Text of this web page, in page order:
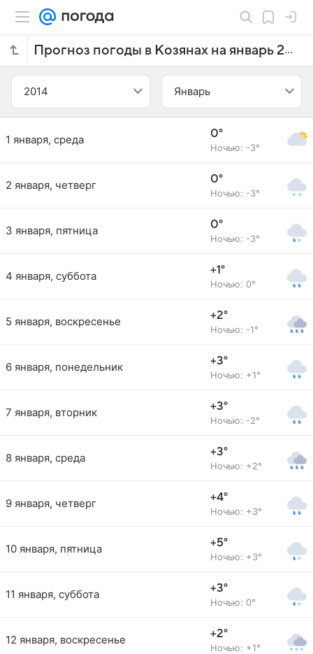
Прогноз погоды в Козянах на январь 2014 года
2014 Январь
1 января, среда 0°
Ночью: -3°
2 января, четверг 0°
Ночью: -3°
3 января, пятница 0°
Ночью: -3°
4 января, суббота +1°
Ночью: 0°
5 января, воскресенье +2°
Ночью: -1°
6 января, понедельник +3°
Ночью: +1°
7 января, вторник +3°
Ночью: -2°
8 января, среда +3°
Ночью: +2°
9 января, четверг +4°
Ночью: +3°
10 января, пятница +5°
Ночью: +3°
11 января, суббота +3°
Ночью: 0°
12 января, воскресенье +2°
Ночью: +1°